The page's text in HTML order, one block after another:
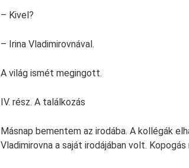
– Kivel?
– Irina Vladimirovnával.
A világ ismét megingott.
IV. rész. A találkozás
Másnap bementem az irodába. A kollégák
Vladimirovna a saját irodájában volt.